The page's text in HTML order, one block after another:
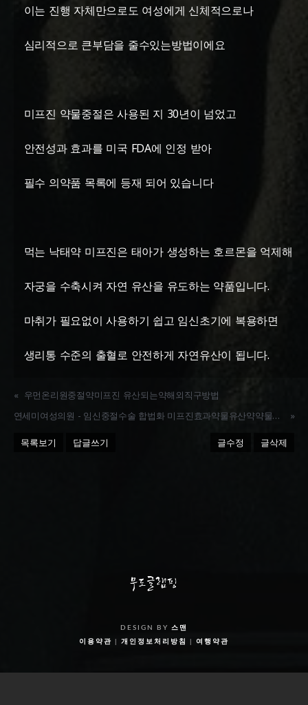
이는 진행 자체만으로도 여성에게 신체적으로나
심리적으로 큰부담을 줄수있는방법이에요
미프진 약물중절은 사용된 지 30년이 넘었고
안전성과 효과를 미국 FDA에 인정 받아
필수 의약품 목록에 등재 되어 있습니다
먹는 낙태약 미프진은 태아가 생성하는 호르몬을 억제해
자궁을 수축시켜 자연 유산을 유도하는 약품입니다.
마취가 필요없이 사용하기 쉽고 임신초기에 복용하면
생리통 수준의 출혈로 안전하게 자연유산이 됩니다.
« 우먼온리원중절약미프진 유산되는약해외직구방법
연세미여성의원 - 임신중절수술 합법화 미프진효과약물유산약약물낙태
»
목록보기 답글쓰기 글수정 글삭제
DESIGN BY 스맨
이용약관
개인정보처리방침 여행약관